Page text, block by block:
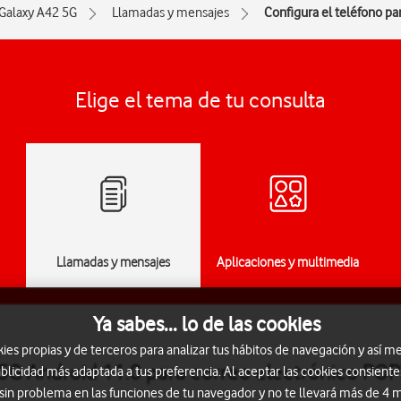
A42 5G Llamadas y mensajes Configura el teléfono
Elige el tema de tu consulta
Llamadas y mensajes Aplicaciones y multimedia
Android 11.0 para correo electrónico
Ya sabes... lo de las cookies
propias y de terceros para analizar tus hábitos de navegación y así
más adaptada a tus preferencia. Al aceptar las cookies
problema en las funciones de tu navegador y no te llevará más de 4